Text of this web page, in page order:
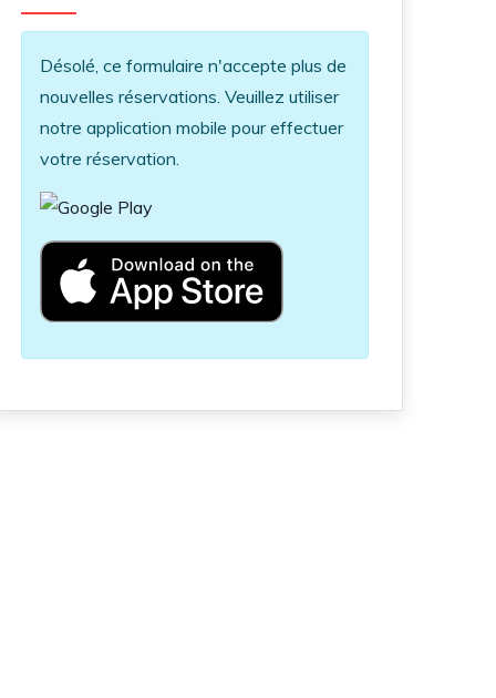
Information message
Désolé, ce formulaire n'accepte plus de
nouvelles réservations. Veuillez utiliser
notre application mobile pour effectuer
votre réservation.